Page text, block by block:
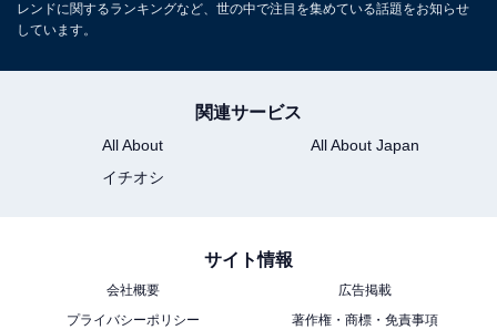
レンドに関するランキングなど、世の中で注目を集めている話題をお知らせ
しています。
関連サービス
All About
All About Japan
イチオシ
サイト情報
会社概要
広告掲載
プライバシーポリシー
著作権・商標・免責事項